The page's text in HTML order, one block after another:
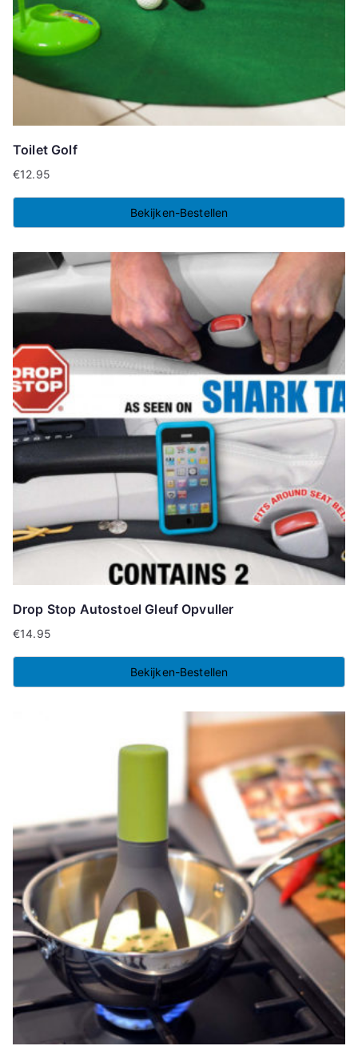
Toilet Golf
€12.95
Bekijken-Bestellen
Drop Stop Autostoel Gleuf Opvuller
€14.95
Bekijken-Bestellen